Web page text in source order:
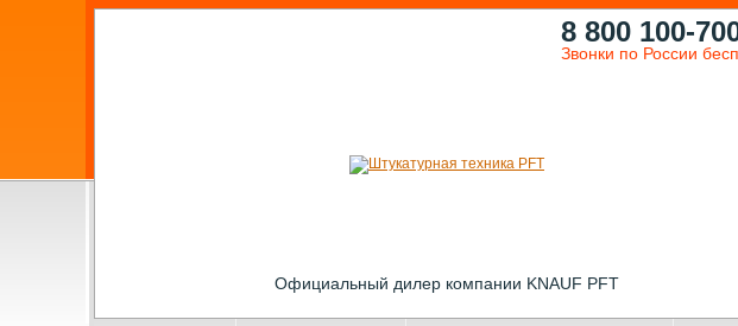
Официальный дилер компании KNAUF PFT
8 800 100-
Звонки по России